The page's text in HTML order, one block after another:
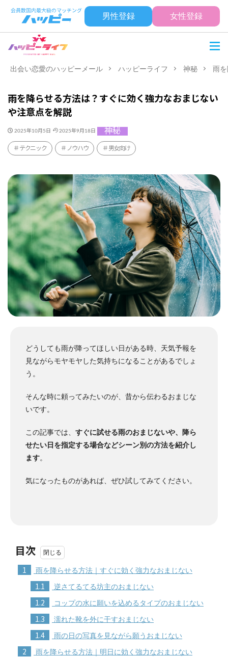
男性登録 女性登録
出会い恋愛のハッピーメール ハッピーライフ 神秘 雨
雨を降らせる方法は？すぐに効く強力なおまじない
や注意点を解説
2025年10月5日 2025年9月18日 神秘
テクニック ノウハウ 男女向け
どうしても雨が降ってほしい日がある時、天気予報を
見ながらモヤモヤした気持ちになることがあるでしょ
う。
そんな時に頼ってみたいのが、昔から伝わるおまじな
いです。
この記事では、 すぐに試せる雨のおまじないや、降ら
せたい日を指定する場合などシーン別の方法を紹介し
ます。
気になったものがあれば、ぜひ試してみてください。
目次
1 雨を降らせる方法｜すぐに効く強力なおまじない
1.1 逆さてるてる坊主のおまじない
1.2 コップの水に願いを込めるタイプのおまじない
1.3 濡れた靴を外に干すおまじない
1.4 雨の日の写真を見ながら願うおまじない
2 雨を降らせる方法｜明日に効く強力なおまじない